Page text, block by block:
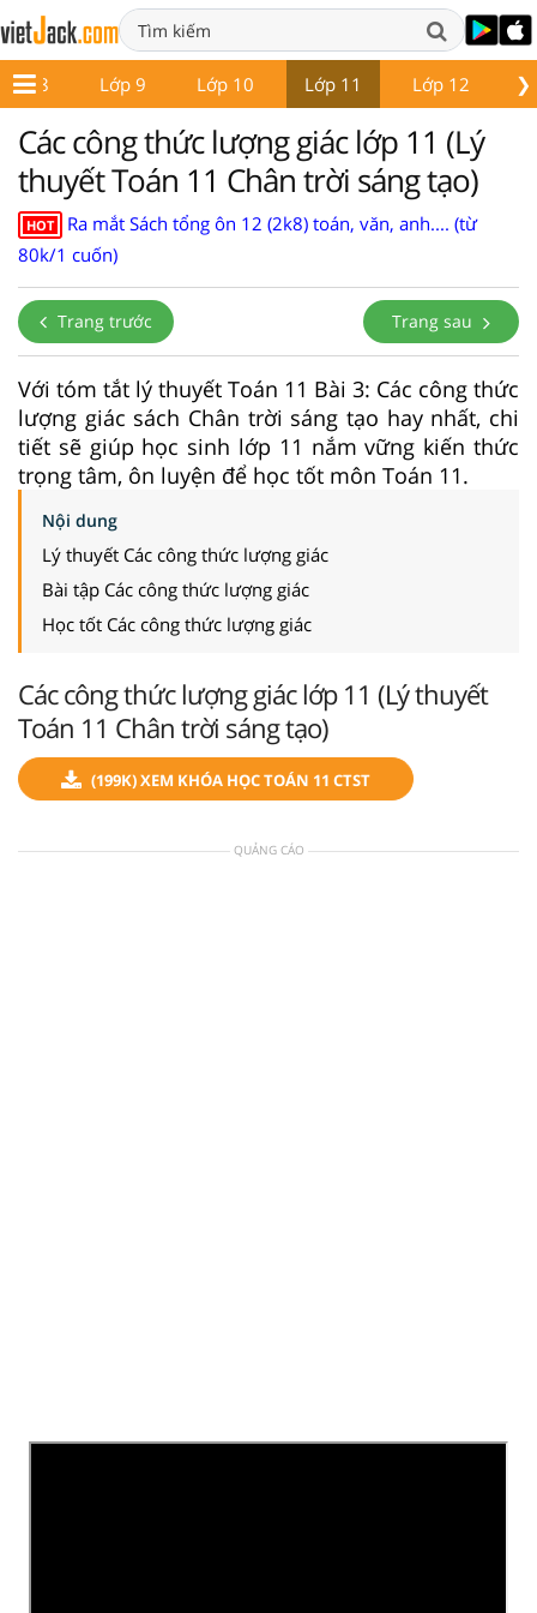
❯
Lớp 8 Lớp 9 Lớp 10 Lớp 11 Lớp 12
Các công thức lượng giác lớp 11 (Lý
thuyết Toán 11 Chân trời sáng tạo)
HOT
Ra mắt Sách tổng ôn 12 (2k8) toán, văn, anh.... (từ
80k/1 cuốn)
Trang trước Trang sau
Với tóm tắt lý thuyết Toán 11 Bài 3: Các công thức
lượng giác sách Chân trời sáng tạo hay nhất, chi
tiết sẽ giúp học sinh lớp 11 nắm vững kiến thức
trọng tâm, ôn luyện để học tốt môn Toán 11.
Nội dung
Lý thuyết Các công thức lượng giác
Bài tập Các công thức lượng giác
Học tốt Các công thức lượng giác
Các công thức lượng giác lớp 11 (Lý thuyết
Toán 11 Chân trời sáng tạo)
(199K) XEM KHÓA HỌC TOÁN 11 CTST
QUẢNG CÁO